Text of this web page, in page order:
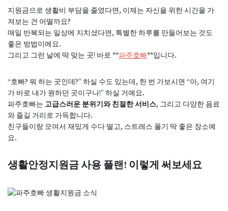
지원금으로 생활비 부담을 줄였다면, 이제는 자신을 위한 시간을 가
져보는 건 어떨까요?
매일 반복되는 일상에 지치셨다면, 특별한 하루를 만들어보는 것도
좋은 방법이에요.
그리고 그런 날에 딱 맞는 곳! 바로 **파주호빠**입니다.
“호빠? 뭐 하는 곳인데?” 하실 수도 있는데, 한 번 가보시면 “아, 여기
가 바로 내가 원하던 곳이구나!” 하실 거예요.
파주호빠는 고급스러운 분위기와 친절한 서비스, 그리고 다양한 음료
와 즐길 거리로 가득합니다.
친구들이랑 모여서 재밌게 수다 떨고, 스트레스 풀기 딱 좋은 장소예
요.
생활안정지원금 사용 플랜! 이렇게 써보세요